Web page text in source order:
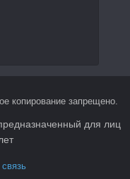
копирование запрещено.